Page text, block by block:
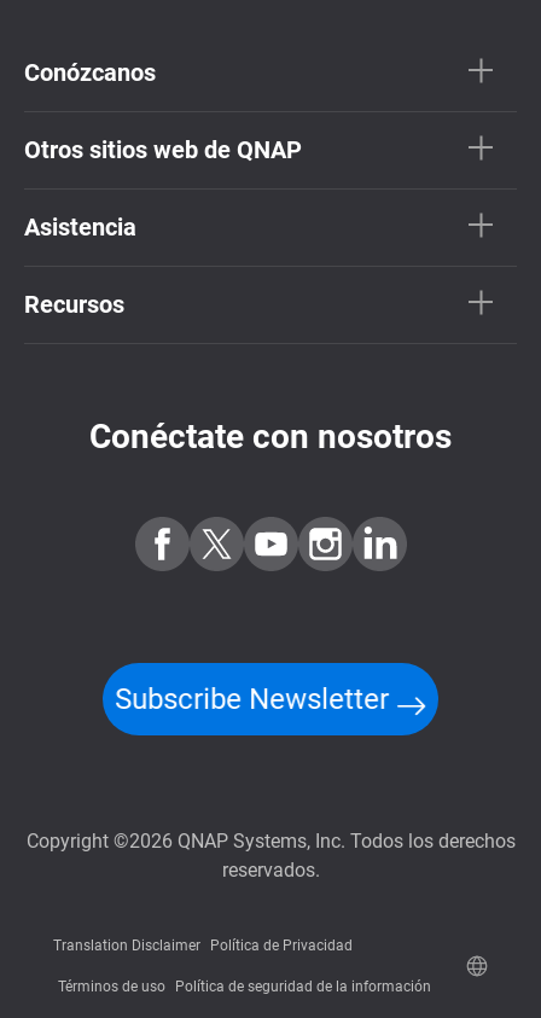
Conózcanos
Otros sitios web de QNAP
Asistencia
Recursos
Conéctate con nosotros
Subscribe Newsletter
Copyright ©2026 QNAP Systems, Inc. Todos los derechos
reservados.
Translation Disclaimer Política de Privacidad
Términos de uso Política de seguridad de la información